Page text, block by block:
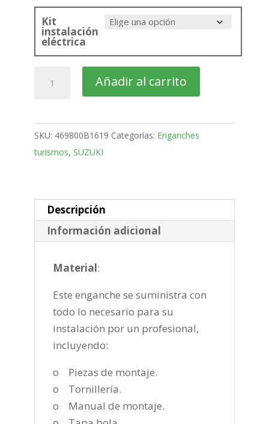
Kit
instalación
eléctrica
Bola
desmontable
horizontal
2006-
2013
cantidad
Añadir al carrito
SKU: 469800B1619 Categorías: Enganches
turismos, SUZUKI
Descripción
Información adicional
Material:
Este enganche se suministra con
todo lo necesario para su
instalación por un profesional,
incluyendo:
o Piezas de montaje.
o Tornillería.
o Manual de montaje.